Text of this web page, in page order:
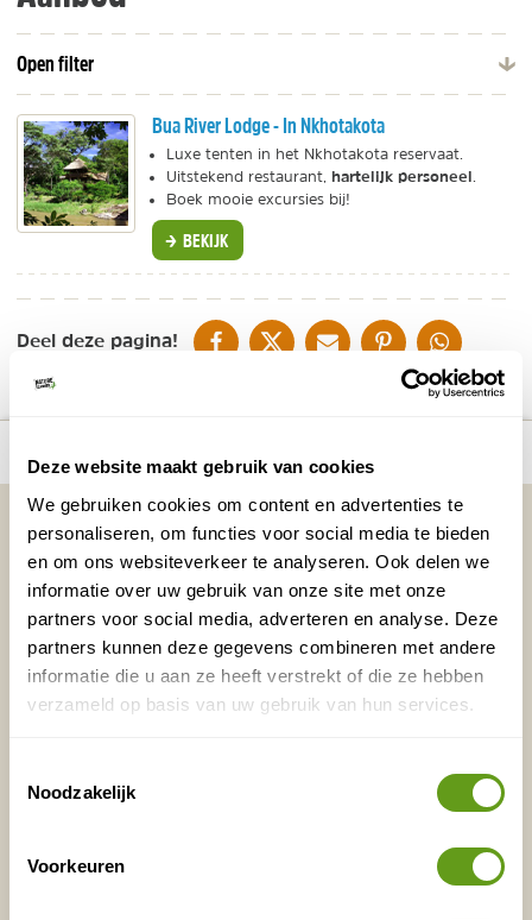
Deze website maakt gebruik van cookies
We gebruiken cookies om content en advertenties te
personaliseren, om functies voor social media te bieden
en om ons websiteverkeer te analyseren. Ook delen we
informatie over uw gebruik van onze site met onze
partners voor social media, adverteren en analyse. Deze
partners kunnen deze gegevens combineren met andere
informatie die u aan ze heeft verstrekt of die ze hebben
verzameld op basis van uw gebruik van hun services.
Noodzakelijk
Voorkeuren
Open filter
Bua River Lodge - In Nkhotakota
Luxe tenten in het Nkhotakota reservaat.
Uitstekend restaurant, hartelijk personeel
Boek mooie excursies bij!
BEKIJK
Deel deze pagina! DELEN OP FACEBOOK
DELEN OP XDELEN VIA DE MAIL
DELEN OP PINTEREST
DELEN OP
Wildlife Reserve
Vakantietips & Inspiratie?
Voornaam Achternaam
E-mailadres* Waar ligt je interesse?
Nederland
VERZENDEN